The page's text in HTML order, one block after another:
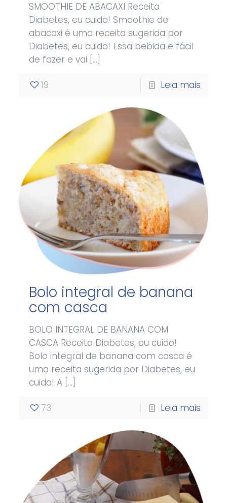
SMOOTHIE DE ABACAXI Receita
Diabetes, eu cuido! Smoothie de
abacaxi é uma receita sugerida por
Diabetes, eu cuido! Essa bebida é fácil
de fazer e vai […]
19 Leia mais
Bolo integral de banana
com casca
BOLO INTEGRAL DE BANANA COM
CASCA Receita Diabetes, eu cuido!
Bolo integral de banana com casca é
uma receita sugerida por Diabetes, eu
cuido! A […]
73 Leia mais